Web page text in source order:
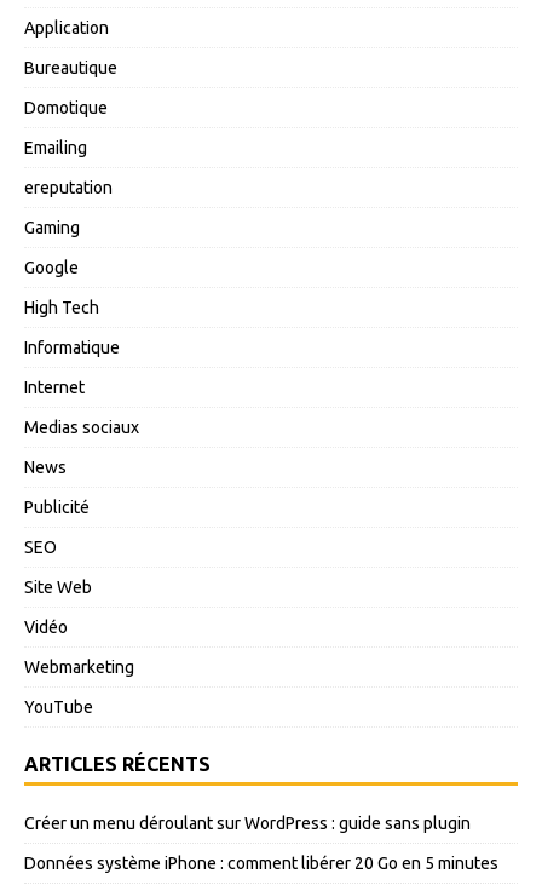
Application
Bureautique
Domotique
Emailing
ereputation
Gaming
Google
High Tech
Informatique
Internet
Medias sociaux
News
Publicité
SEO
Site Web
Vidéo
Webmarketing
YouTube
ARTICLES RÉCENTS
Créer un menu déroulant sur WordPress : guide sans plugin
Données système iPhone : comment libérer 20 Go en 5 minutes